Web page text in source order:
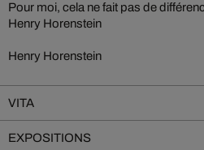
Pour moi, cela ne fait pas de
Henry Horenstein
Henry Horenstein
VITA
EXPOSITIONS